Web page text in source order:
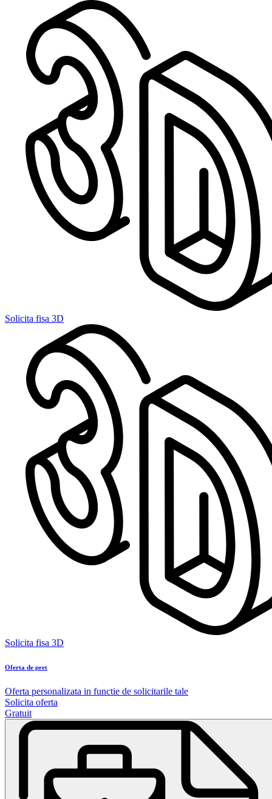
Solicita fisa 3D
Solicita fisa 3D
Oferta de pret
Oferta personalizata in functie de solicitarile tale
Solicita oferta
Gratuit